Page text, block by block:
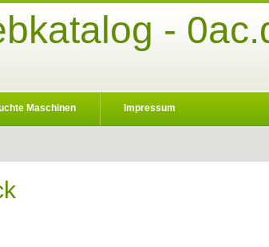
-
Maschinen Impressum